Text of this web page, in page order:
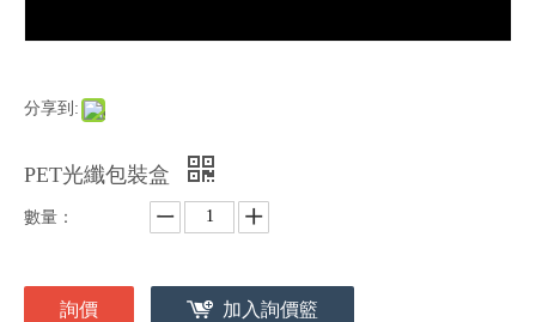
分享到:
PET光纖包裝盒
數量：
詢價 加入詢價籃